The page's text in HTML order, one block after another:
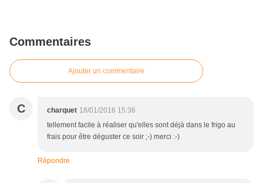
Commentaires
Ajouter un commentaire
C charquet 18/01/2016 15:36
tellement facile à réaliser qu'elles sont déjà dans le frigo au
frais pour être déguster ce soir ;-) merci :-)
Répondre